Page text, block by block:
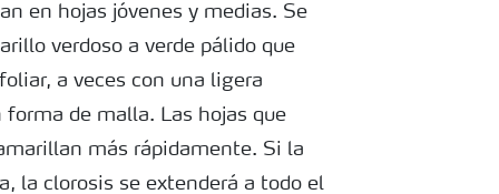
en hojas jóvenes y medias. Se
verdoso a verde pálido que
a veces con una ligera
de malla. Las hojas que
más rápidamente. Si la
la clorosis se extenderá a todo el